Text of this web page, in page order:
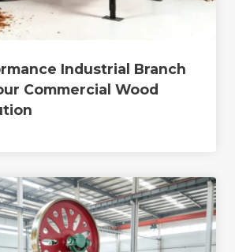
Industrial Branch
Commercial Wood